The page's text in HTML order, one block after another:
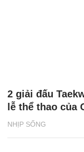
NHỊP SỐNG
2 giải đấu
lễ thể thao của